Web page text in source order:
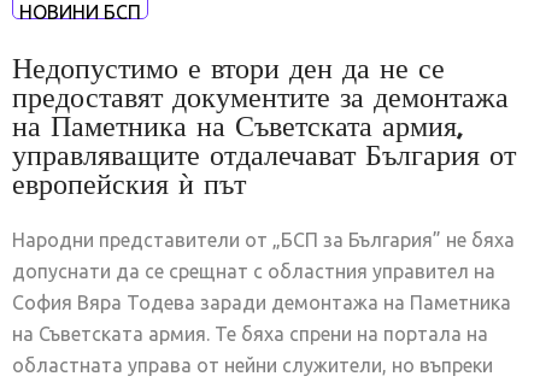
НОВИНИ БСП
Недопустимо е втори ден да не се
предоставят документите за демонтажа
на Паметника на Съветската армия,
управляващите отдалечават България от
европейския ѝ път
Народни представители от „БСП за България” не бяха
допуснати да се срещнат с областния управител на
София Вяра Тодева заради демонтажа на Паметника
на Съветската армия. Те бяха спрени на портала на
областната управа от нейни служители, но въпреки